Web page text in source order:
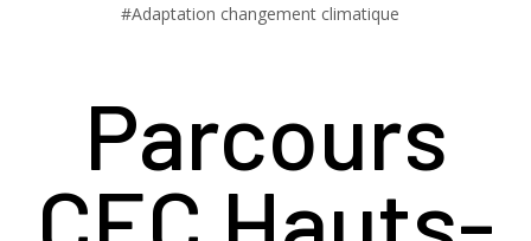
#Adaptation changement climatique
Parcours